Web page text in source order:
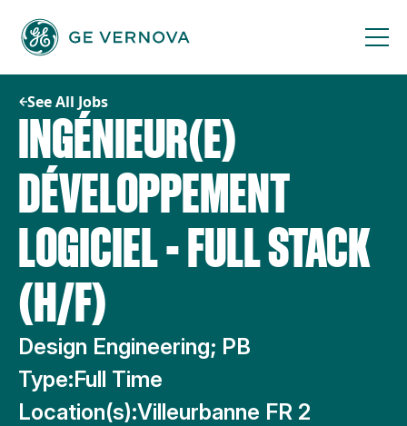
content
See All Jobs
INGÉNIEUR(E)
DÉVELOPPEMENT
LOGICIEL - FULL STACK
(H/F)
Design Engineering; PB
Type:Full Time
Location(s):Villeurbanne FR 2